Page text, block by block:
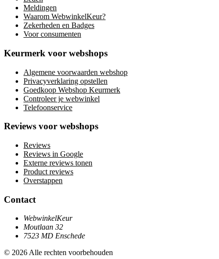
Meldingen
Waarom WebwinkelKeur?
Zekerheden en Badges
Voor consumenten
Keurmerk voor webshops
Algemene voorwaarden webshop
Privacyverklaring opstellen
Goedkoop Webshop Keurmerk
Controleer je webwinkel
Telefoonservice
Reviews voor webshops
Reviews
Reviews in Google
Externe reviews tonen
Product reviews
Overstappen
Contact
WebwinkelKeur
Moutlaan 32
7523 MD Enschede
© 2026 Alle rechten voorbehouden